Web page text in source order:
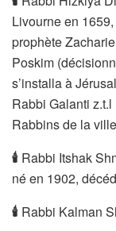
Livourne en
prophète
Poskim
s’installa à
Rabbi Galanti
Rabbins de la
🕯 Rabbi Itshak
né en 1902,
🕯 Rabbi Kalman